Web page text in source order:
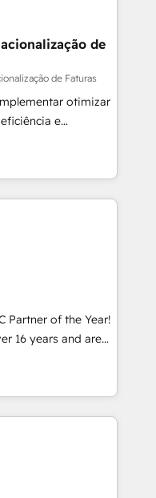
and
reales desde las
como
sostener y escalar
crecer sin orden
Ecuador,
y República
con Grows.
de
de Faturas
otimizar
e
Artificial para
organizar
O objetivo é
equipes
da HubSpot
permitindo
reais com nota
de até 50% na
especializados em
executam rotinas
Nexforce. Somos
América Latina e
do cliente da
Partner of the Year!
16 years and are
and technically
in
development,
and we contribute